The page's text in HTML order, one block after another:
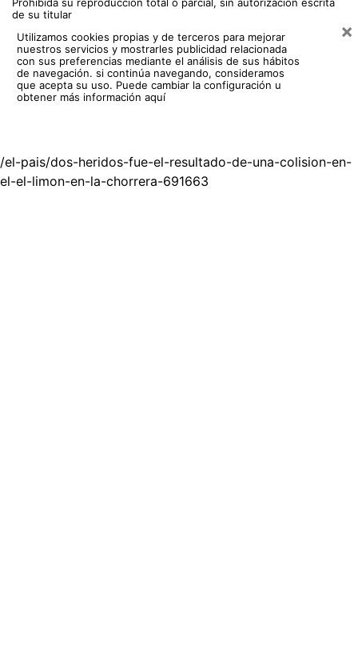
Prohibida su reproducción total o parcial, sin autorización escrita
de su titular
Utilizamos cookies propias y de terceros para mejorar
nuestros servicios y mostrarles publicidad relacionada
con sus preferencias mediante el análisis de sus hábitos
de navegación. si continúa navegando, consideramos
que acepta su uso. Puede cambiar la configuración u
obtener más información aquí
×
/el-pais/dos-heridos-fue-el-resultado-de-una-colision-en-
el-el-limon-en-la-chorrera-691663